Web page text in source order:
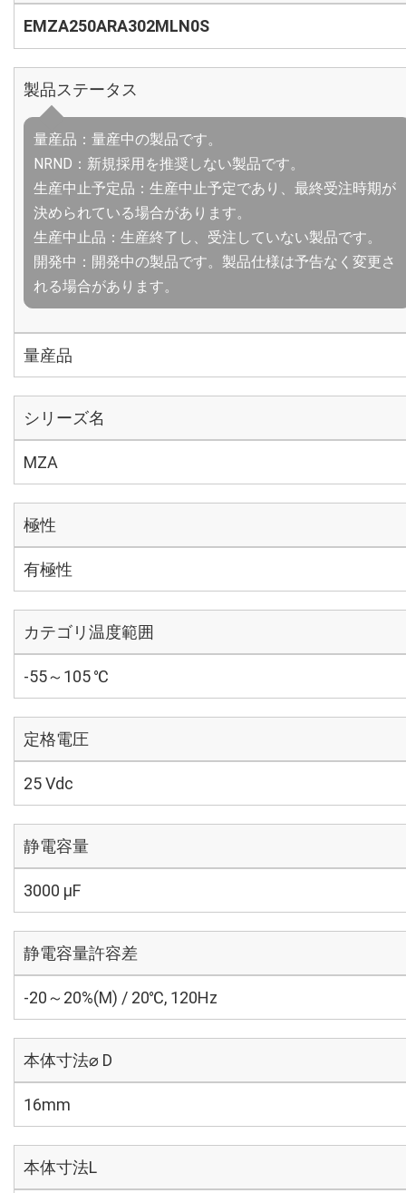
EMZA250ARA302MLN0S
製品ステータス
量産品：量産中の製品です。
NRND：新規採用を推奨しない製品です。
生産中止予定品：生産中止予定であり、最終受注時期が
決められている場合があります。
生産中止品：生産終了し、受注していない製品です。
開発中：開発中の製品です。製品仕様は予告なく変更さ
れる場合があります。
量産品
シリーズ名
MZA
極性
有極性
カテゴリ温度範囲
-55～105 ℃
定格電圧
25 Vdc
静電容量
3000 µF
静電容量許容差
-20～20%(M) / 20℃, 120Hz
本体寸法⌀ D
16mm
本体寸法L